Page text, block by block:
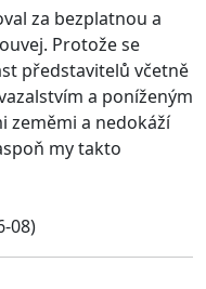
za bezplatnou a
Protože se
představitelů včetně
a poníženým
zeměmi a nedokáží
my takto
08)